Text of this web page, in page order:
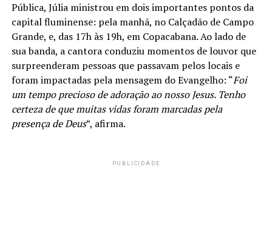
Pública, Júlia ministrou em dois importantes pontos da
capital fluminense: pela manhã, no Calçadão de Campo
Grande, e, das 17h às 19h, em Copacabana. Ao lado de
sua banda, a cantora conduziu momentos de louvor que
surpreenderam pessoas que passavam pelos locais e
foram impactadas pela mensagem do Evangelho: “Foi
um tempo precioso de adoração ao nosso Jesus. Tenho
certeza de que muitas vidas foram marcadas pela
presença de Deus”, afirma.
PUBLICIDADE